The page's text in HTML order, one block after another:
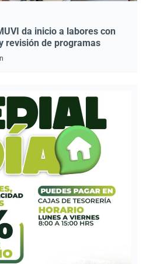
da inicio a labores con
revisión de programas